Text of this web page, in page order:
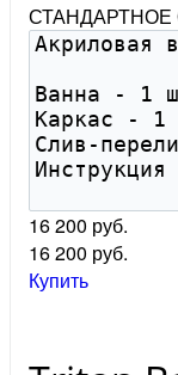
16 200 руб.
16 200 руб.
Купить